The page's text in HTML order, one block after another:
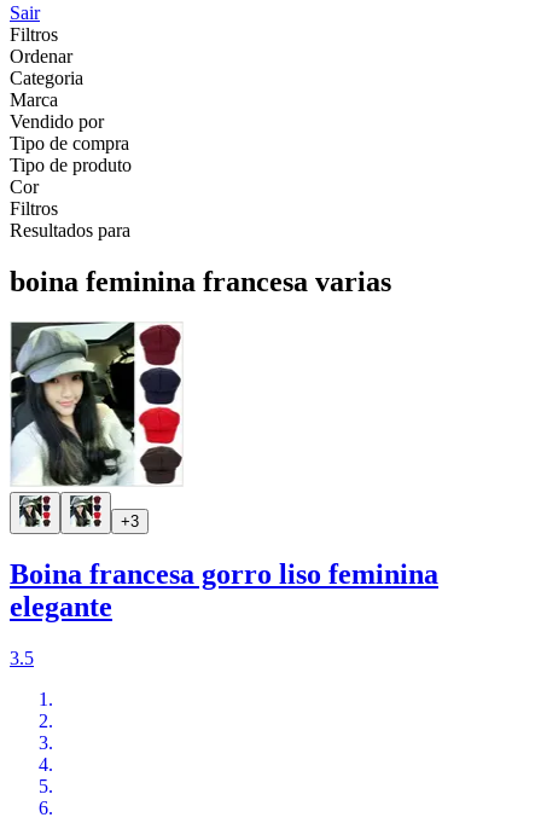
Sair
Filtros
Ordenar
Categoria
Marca
Vendido por
Tipo de compra
Tipo de produto
Cor
Filtros
Resultados para
boina feminina francesa varias
+3
Boina francesa gorro liso feminina
elegante
3.5